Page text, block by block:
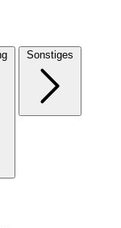
Sonstiges